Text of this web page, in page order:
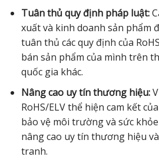
Tuân thủ quy định pháp luật:
xuất và kinh doanh sản phẩm
tuân thủ các quy định của
bán sản phẩm của mình trên
quốc gia khác.
Nâng cao uy tín thương hiệu:
RoHS/ELV thể hiện cam kết
bảo vệ môi trường và sức
nâng cao uy tín thương hiệu
tranh.